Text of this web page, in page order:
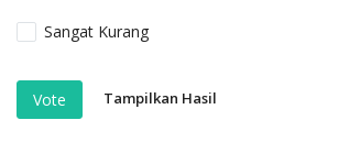
Sangat Kurang
Vote Tampilkan Hasil